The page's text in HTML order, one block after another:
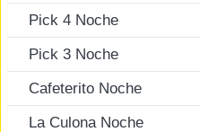
Pick 4 Noche
Pick 3 Noche
Cafeterito Noche
La Culona Noche